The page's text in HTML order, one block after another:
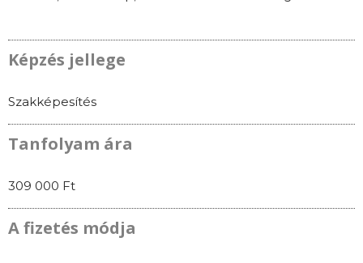
Képzés jellege
Szakképesítés
Tanfolyam ára
309 000 Ft
A fizetés módja